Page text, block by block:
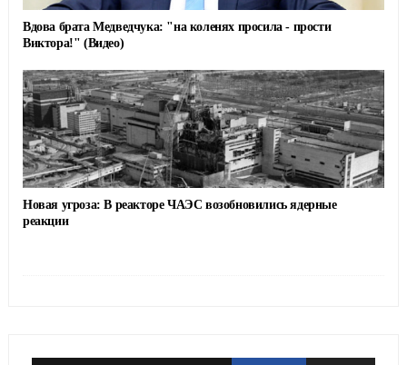
Вдова брата Медведчука: "на коленях просила - прости
Виктора!" (Видео)
Новая угроза: В реакторе ЧАЭС возобновились ядерные
реакции